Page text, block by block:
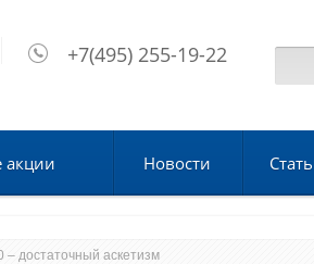
+7(495) 255-19-22
акции Новости
– достаточный аскетизм